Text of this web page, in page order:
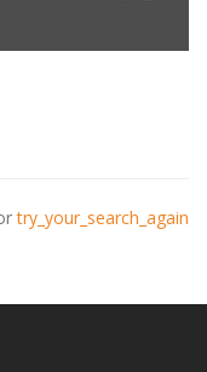
try_your_search_again